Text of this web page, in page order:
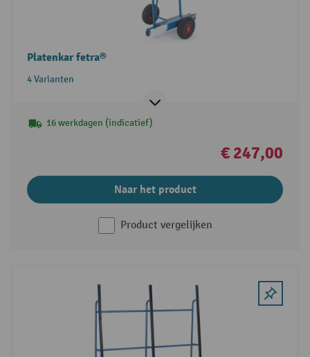
Platenkar fetra®
4 Varianten
16 werkdagen (indicatief)
€ 247,00
Naar het product
Product vergelijken